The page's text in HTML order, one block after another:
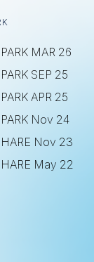
MAR 26
SEP 25
APR 25
Nov 24
Nov 23
May 22